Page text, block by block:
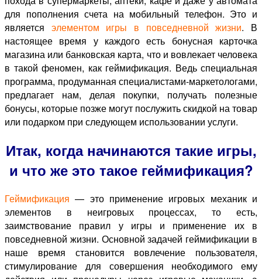
для пополнения счета на мобильный телефон. Это и
является элементом игры в повседневной жизни. В
настоящее время у каждого есть бонусная карточка
магазина или банковская карта, что и вовлекает человека
в такой феномен, как геймификация. Ведь специальная
программа, продуманная специалистами-маркетологами,
предлагает нам, делая покупки, получать полезные
бонусы, которые позже могут послужить скидкой на товар
или подарком при следующем использовании услуги.
Итак, когда начинаются такие игры,
и что же это такое геймификация?
Геймификация — это применение игровых механик и
элементов в неигровых процессах, то есть,
заимствование правил у игры и применение их в
повседневной жизни. Основной задачей геймификации в
наше время становится вовлечение пользователя,
стимулирование для совершения необходимого ему